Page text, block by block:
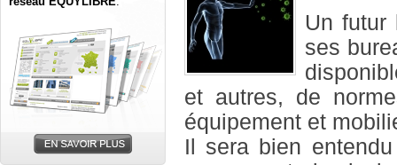
Un futur
ses
et autres, de
équipement et
Il sera bien